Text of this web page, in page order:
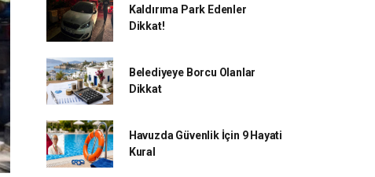
Kaldırıma Park Edenler
Dikkat!
Belediyeye Borcu Olanlar
Dikkat
Havuzda Güvenlik İçin 9 Hayati
Kural